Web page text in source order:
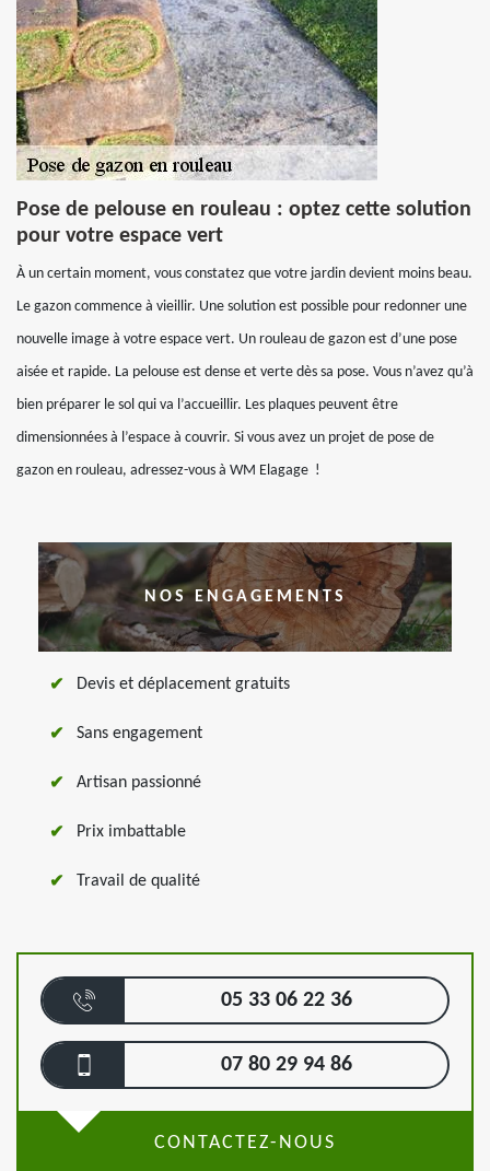
Pose de pelouse en rouleau : optez cette solution
pour votre espace vert
À un certain moment, vous constatez que votre jardin devient moins beau.
Le gazon commence à vieillir. Une solution est possible pour redonner une
nouvelle image à votre espace vert. Un rouleau de gazon est d’une pose
aisée et rapide. La pelouse est dense et verte dès sa pose. Vous n’avez qu’à
bien préparer le sol qui va l’accueillir. Les plaques peuvent être
dimensionnées à l’espace à couvrir. Si vous avez un projet de pose de
gazon en rouleau, adressez-vous à WM Elagage !
NOS ENGAGEMENTS
Devis et déplacement gratuits
Sans engagement
Artisan passionné
Prix imbattable
Travail de qualité
05 33 06 22 36
07 80 29 94 86
CONTACTEZ-NOUS